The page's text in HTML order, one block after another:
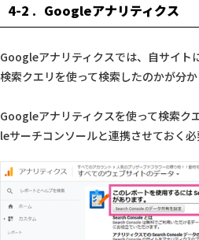
4-2 Googleアナリティクス
Googleアナリティクスでは、自サイト
検索クエリを使って検索したのかが分か
Googleアナリティクスを使って検索ク
leサーチコンソールと連携させておく必